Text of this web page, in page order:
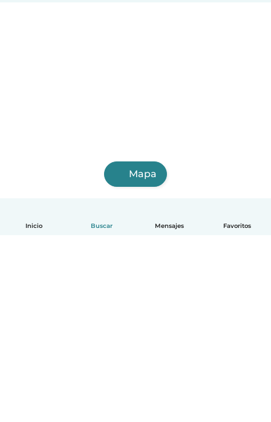
Inicio Buscar Mensajes Favoritos
Mapa